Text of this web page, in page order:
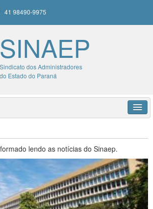
41 98490-9975
SINAEP
Sindicato dos Administradores
do Estado do Paraná
lendo as notícias do Sinaep.